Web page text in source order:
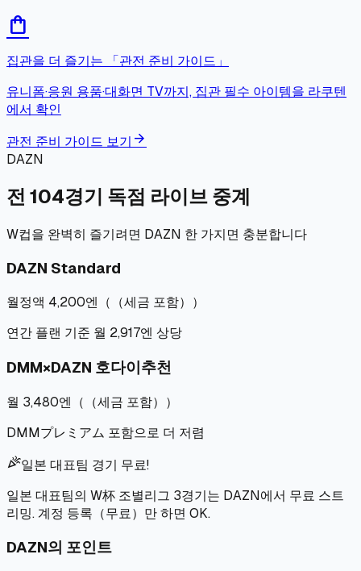
shopping_bag
집관을 더 즐기는 「관전 준비 가이드」
유니폼·응원 용품·대화면 TV까지, 집관 필수 아이템을 라쿠텐
에서 확인
관전 준비 가이드 보기 arrow_forward
DAZN
전 104경기 독점 라이브 중계
W컵을 완벽히 즐기려면 DAZN 한 가지면 충분합니다
DAZN Standard
월정액 4,200엔 （ （세금 포함） ）
연간 플랜 기준 월 2,917엔 상당
DMM×DAZN 호다이추천
월 3,480엔 （ （세금 포함） ）
DMMプレミアム 포함으로 더 저렴
celebration일본 대표팀 경기 무료!
일본 대표팀의 W杯 조별리그 3경기는 DAZN에서 무료 스트
리밍. 계정 등록（무료）만 하면 OK.
DAZN의 포인트